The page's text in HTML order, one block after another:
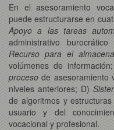
En el asesoramiento
puede estructurarse en
Apoyo a las tareas
administrativo
Recurso para el
volúmenes de
proceso de asesoramiento
niveles anteriores; D)
de algoritmos y
usuario y del
vocacional y profesional.